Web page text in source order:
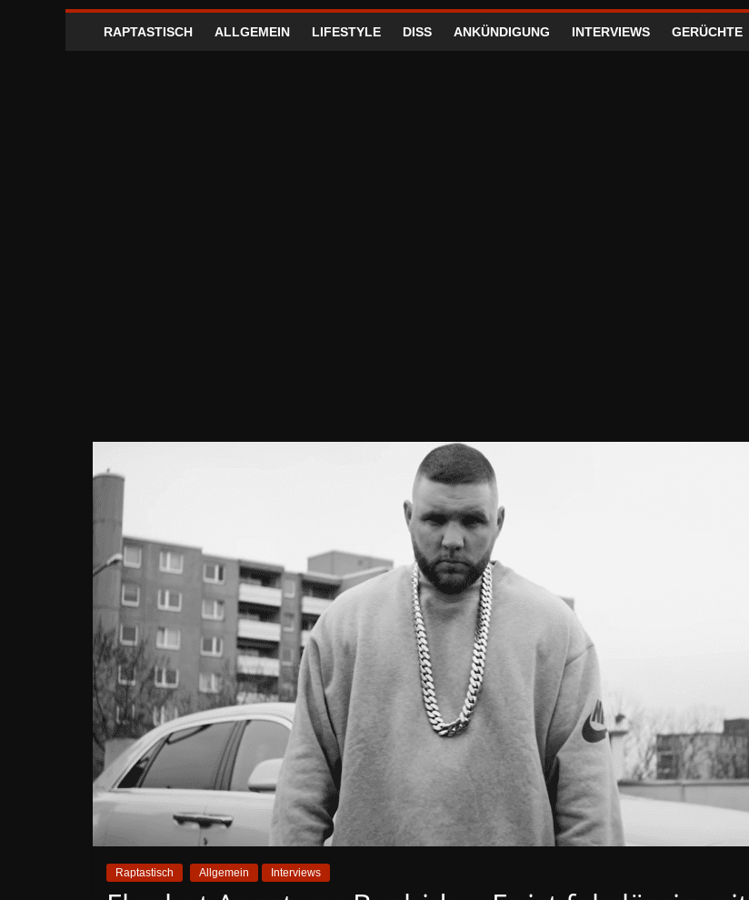
RAPTASTISCH ALLGEMEIN LIFESTYLE DISS ANKÜNDIGUNG INTERVIEWS GERÜCHTE
Raptastisch Allgemein Interviews